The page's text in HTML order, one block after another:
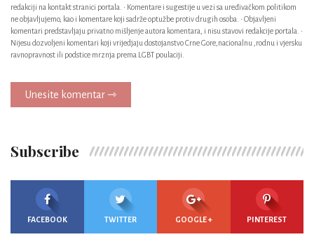
redakciji na kontakt stranici portala. • Komentare i sugestije u vezi sa uređivačkom politikom
ne objavljujemo, kao i komentare koji sadrže optužbe protiv drugih osoba. • Objavljeni
komentari predstavljaju privatno mišljenje autora komentara, i nisu stavovi redakcije portala. •
Nijesu dozvoljeni komentari koji vrijedjaju dostojanstvo Crne Gore,nacionalnu ,rodnu i vjersku
ravnopravnost ili podstice mrznja prema LGBT poulaciji.
Unesite komentar ⇾
Subscribe
FACEBOOK TWITTER GOOGLE + PINTEREST